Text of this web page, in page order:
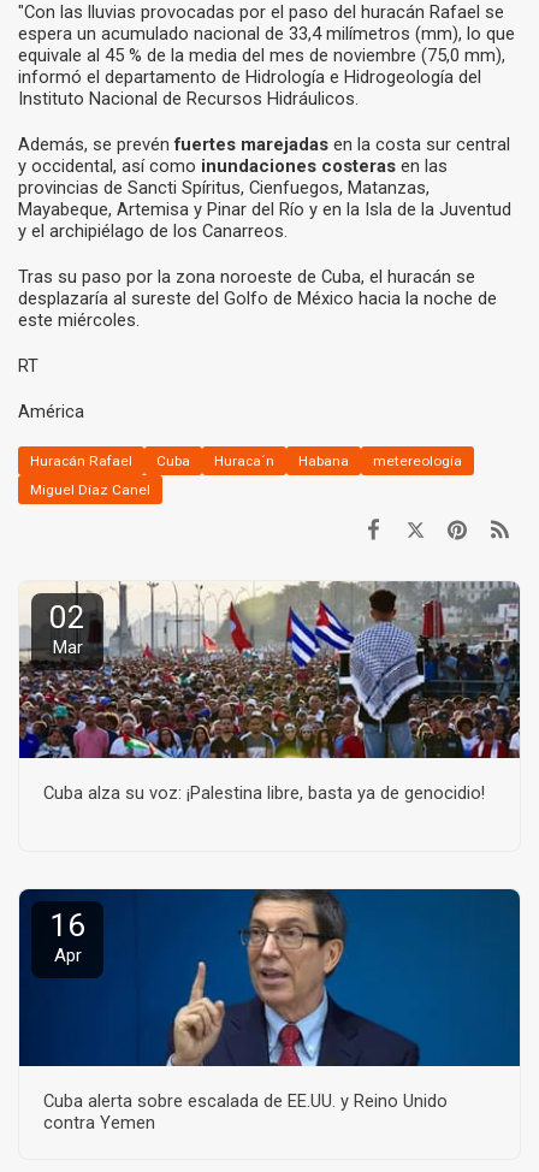
"Con las lluvias provocadas por el paso del huracán Rafael se
espera un acumulado nacional de 33,4 milímetros (mm), lo que
equivale al 45 % de la media del mes de noviembre (75,0 mm),
informó el departamento de Hidrología e Hidrogeología del
Instituto Nacional de Recursos Hidráulicos.
Además, se prevénfuertes marejadas en la costa sur central
y occidental, así como inundaciones costeras en las
provincias de Sancti Spíritus, Cienfuegos, Matanzas,
Mayabeque, Artemisa y Pinar del Río y en la Isla de la Juventud
y el archipiélago de los Canarreos.
Tras su paso por la zona noroeste de Cuba, el huracán se
desplazaría al sureste del Golfo de México hacia la noche de
este miércoles.
RT
América
Huracán Rafael Cuba Huraca´n Habana
metereología
Miguel Díaz Canel
02
Mar
Cuba alza su voz: ¡Palestina libre, basta ya de genocidio!
16
Apr
Cuba alerta sobre escalada de EE.UU. y Reino Unido
contra Yemen